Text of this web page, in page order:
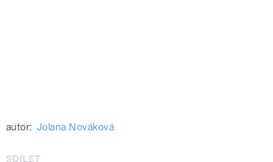
autor: Jolana Nováková